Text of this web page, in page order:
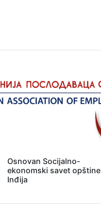
Osnovan Socijalno-
ekonomski savet opštine
Inđija